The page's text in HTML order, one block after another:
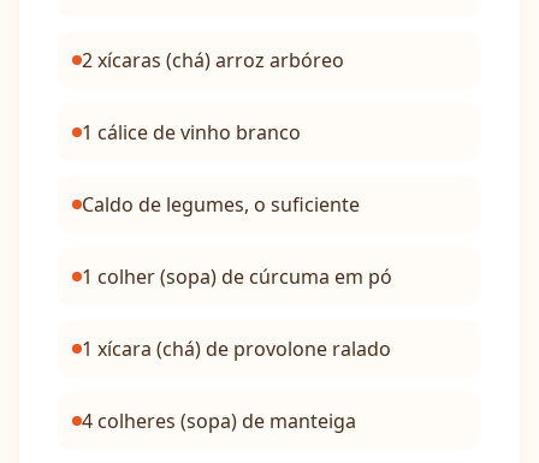
2 xícaras (chá) arroz arbóreo
1 cálice de vinho branco
Caldo de legumes, o suficiente
1 colher (sopa) de cúrcuma em pó
1 xícara (chá) de provolone ralado
4 colheres (sopa) de manteiga